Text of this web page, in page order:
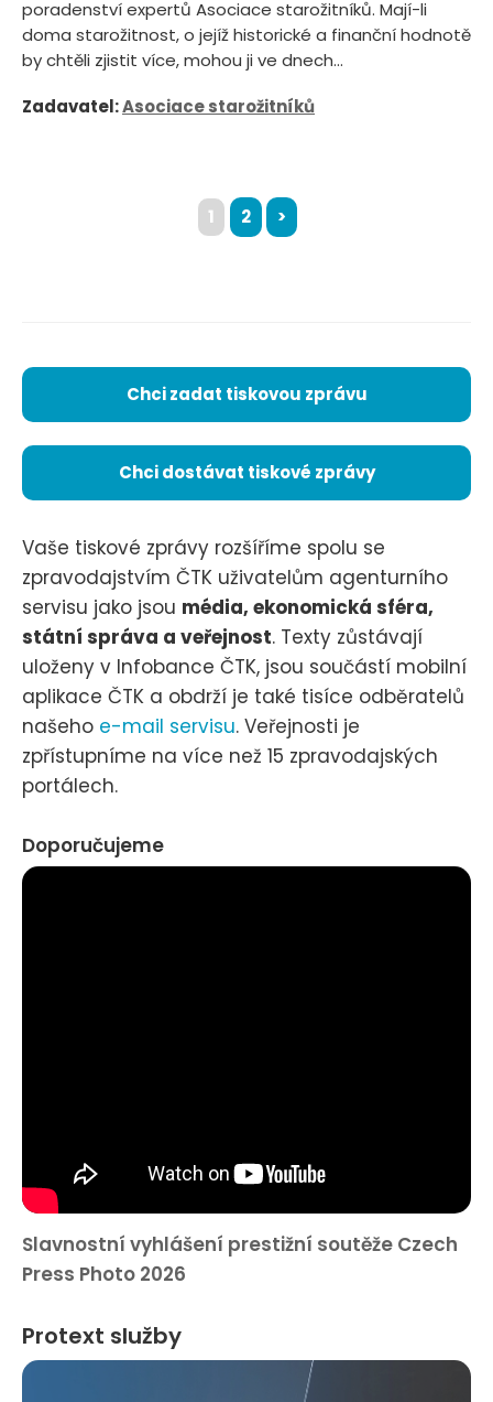
poradenství expertů Asociace starožitníků. Mají-li
doma starožitnost, o jejíž historické a finanční hodnotě
by chtěli zjistit více, mohou ji ve dnech...
Zadavatel:Asociace starožitníků
1 2 >
Chci zadat tiskovou zprávu
Chci dostávat tiskové zprávy
Vaše tiskové zprávy rozšíříme spolu se
zpravodajstvím ČTK uživatelům agenturního
servisu jako jsou média, ekonomická sféra,
státní správa a veřejnost. Texty zůstávají
uloženy v Infobance ČTK, jsou součástí mobilní
aplikace ČTK a obdrží je také tisíce odběratelů
našeho e-mail servisu. Veřejnosti je
zpřístupníme na více než 15 zpravodajských
portálech.
Doporučujeme
Slavnostní vyhlášení prestižní soutěže Czech
Press Photo 2026
Protext služby